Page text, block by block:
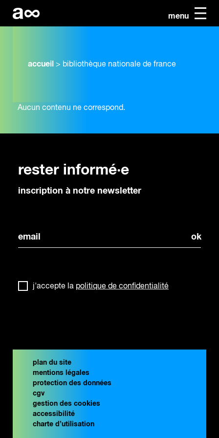
menu
accueil > bibliothèque nationale de france
Aucun contenu ne correspond.
rester informé·e
inscription à notre newsletter
j'accepte la politique de confidentialité
plan du site
mentions légales
protection des données
cgv
gestion des cookies
accessibilité
charte d’utilisation